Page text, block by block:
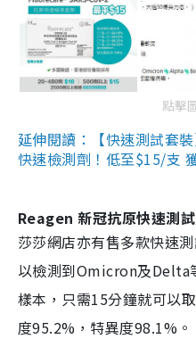
點擊
延伸閱讀：【快速測試套
快速檢測劑！低至$15/支
Reagen 新冠抗原快速測
莎莎網店亦有售多款快速
以檢測到Omicron及Delta
樣本，只需15分鐘就可以
度95.2%，特異度98.1%。